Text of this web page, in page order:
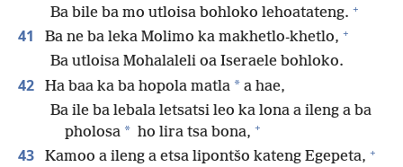
Ba bile ba mo utloisa bohloko lehoatateng. +
41 Ba ne ba leka Molimo ka makhetlo-khetlo, +
Ba utloisa Mohalaleli oa Iseraele bohloko.
42 Ha baa ka ba hopola matla * a hae,
Ba ile ba lebala letsatsi leo ka lona a ileng a ba
pholosa * ho lira tsa bona, +
43 Kamoo a ileng a etsa lipontšo kateng Egepeta, +